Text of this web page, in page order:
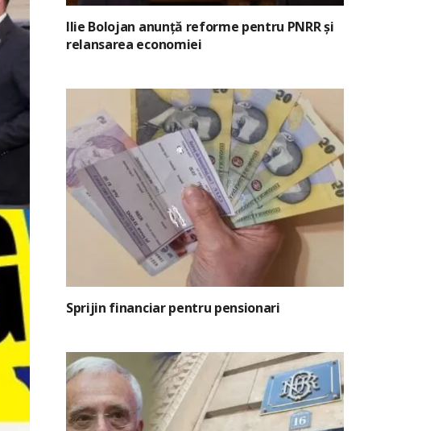
Ilie Bolojan anunță reforme pentru PNRR și
relansarea economiei
Sprijin financiar pentru pensionari